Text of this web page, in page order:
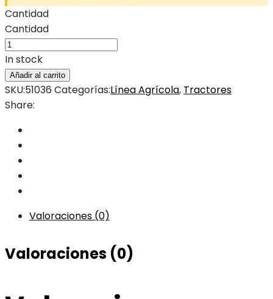
Cantidad
Cantidad
In stock
Añadir al carrito
SKU:51036 Categorías:Línea Agrícola, Tractores
Share:
Valoraciones (0)
Valoraciones (0)